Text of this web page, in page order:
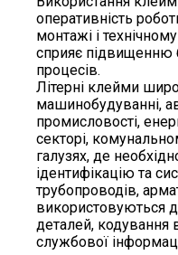
оперативність
монтажі і
сприяє підвищенню
процесів.
Літерні клейми
машинобудуванні,
промисловості,
секторі,
галузях, де
ідентифікацію та
трубопроводів,
використовуються
деталей, кодування
службової